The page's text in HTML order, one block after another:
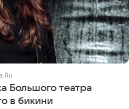
Большого театра
в бикини